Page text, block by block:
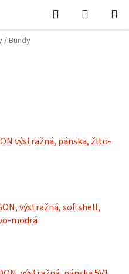
Hľadať
KOŠÍK
/Bundy
výstražná, pánska, žlto-
výstražná, softshell,
modrá